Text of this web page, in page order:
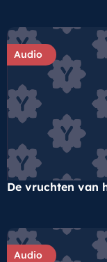
Audio
De vruchten van
Audio